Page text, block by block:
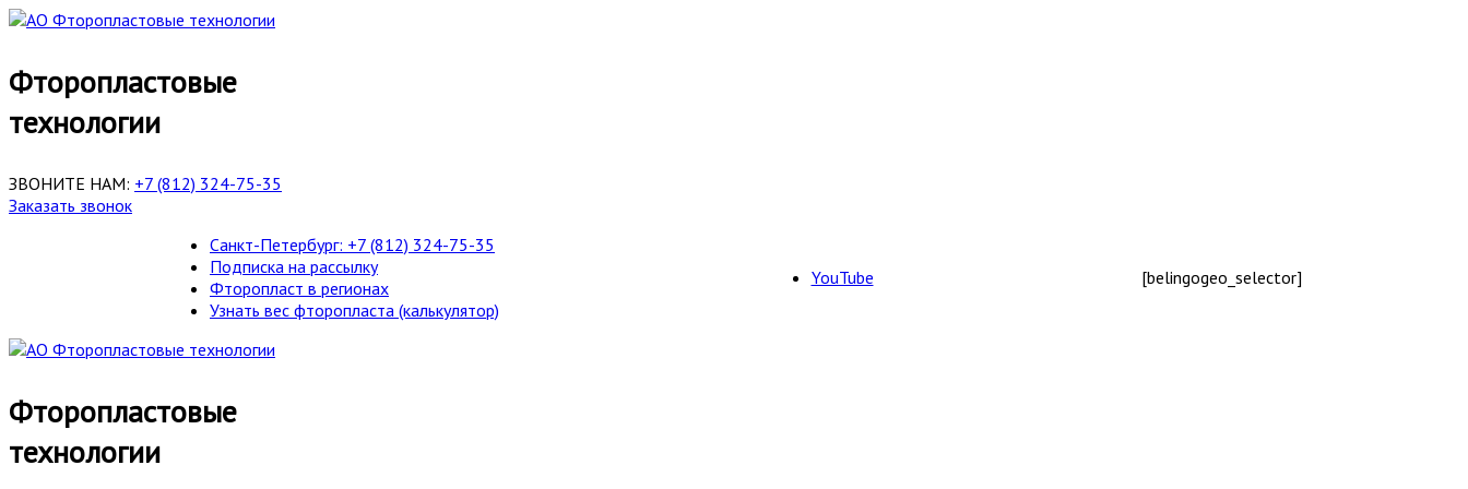
Фторопластовые
технологии
ЗВОНИТЕ НАМ: +7 (812) 324-75-35
Заказать звонок
Санкт-Петербург: +7 (812) 324-75-35
Подписка на рассылку
Фторопласт в регионах
Узнать вес фторопласта (калькулятор)
YouTube [belingogeo_selector]
Фторопластовые
технологии